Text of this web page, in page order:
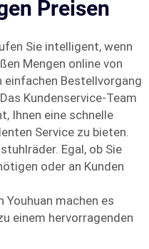
Preisen
Sie intelligent, wenn
Mengen online von
einfachen Bestellvorgang
Kundenservice-Team
Ihnen eine schnelle
Service zu bieten.
Egal, ob Sie
oder an Kunden
machen es
einem hervorragenden